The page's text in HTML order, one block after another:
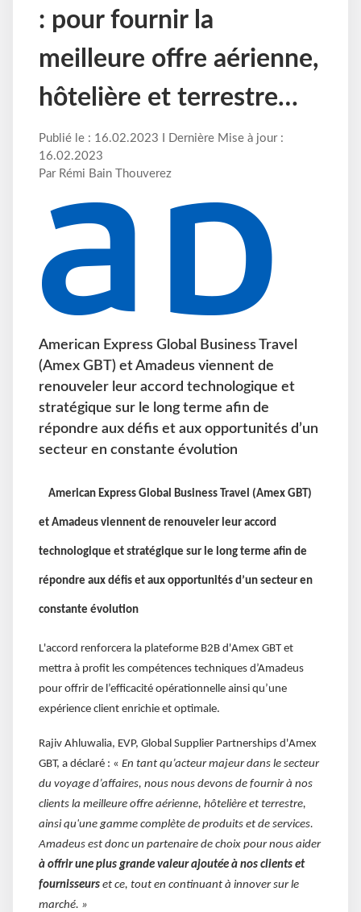
: pour fournir la
meilleure offre aérienne,
hôtelière et terrestre…
Publié le : 16.02.2023 I Dernière Mise à jour :
16.02.2023
Par Rémi Bain Thouverez
American Express Global Business Travel
(Amex GBT) et Amadeus viennent de
renouveler leur accord technologique et
stratégique sur le long terme afin de
répondre aux défis et aux opportunités d’un
secteur en constante évolution
American Express Global Business Travel (Amex GBT)
et Amadeus viennent de renouveler leur accord
technologique et stratégique sur le long terme afin de
répondre aux défis et aux opportunités d’un secteur en
constante évolution
L'accord renforcera la plateforme B2B d'Amex GBT et
mettra à profit les compétences techniques d’Amadeus
pour offrir de l’efficacité opérationnelle ainsi qu’une
expérience client enrichie et optimale.
Rajiv Ahluwalia, EVP, Global Supplier Partnerships d'Amex
GBT, a déclaré : « En tant qu’acteur majeur dans le secteur
du voyage d’affaires, nous nous devons de fournir à nos
clients la meilleure offre aérienne, hôtelière et terrestre,
ainsi qu'une gamme complète de produits et de services.
Amadeus est donc un partenaire de choix pour nous aider
à offrir une plus grande valeur ajoutée à nos clients et
fournisseurs et ce, tout en continuant à innover sur le
marché. »